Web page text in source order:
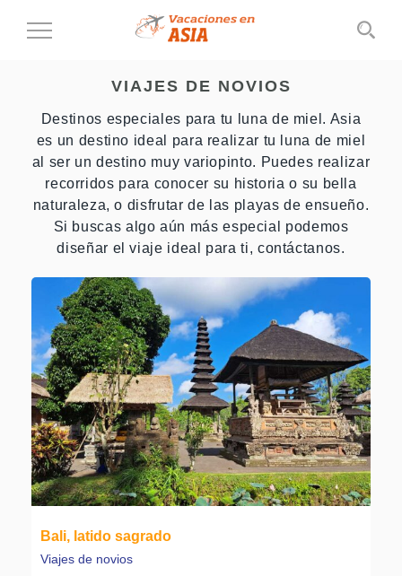
Cambiar
navegación
VIAJES DE NOVIOS
Destinos especiales para tu luna de miel. Asia
es un destino ideal para realizar tu luna de miel
al ser un destino muy variopinto. Puedes realizar
recorridos para conocer su historia o su bella
naturaleza, o disfrutar de las playas de ensueño.
Si buscas algo aún más especial podemos
diseñar el viaje ideal para ti, contáctanos.
Bali, latido sagrado
Viajes de novios